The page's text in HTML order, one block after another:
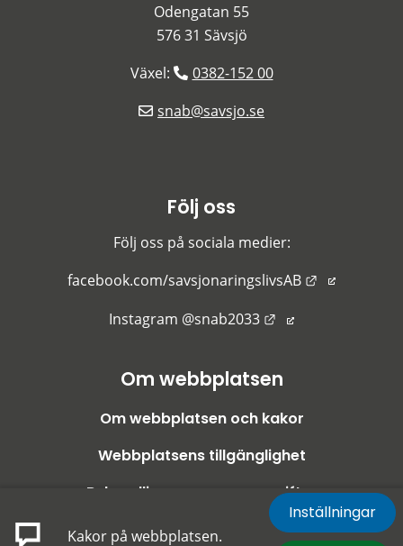
Odengatan 55
576 31 Sävsjö
Växel:
0382-152 00
snab@savsjo.se
Följ oss
Följ oss på sociala medier:
facebook.com/savsjonaringslivsAB
Länk till
Instagram @snab2033 Länk till annan
Om webbplatsen
Om webbplatsen och kakor
Webbplatsens tillgänglighet
Behandling av personuppgifter
Kakor på webbplatsen.
Inställningar